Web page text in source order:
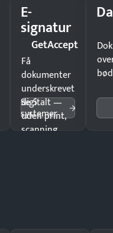
E-
signatur
GetAccept
Få
dokumenter
underskrevet
digitalt —
uden print,
scanning
Se 5
systemer